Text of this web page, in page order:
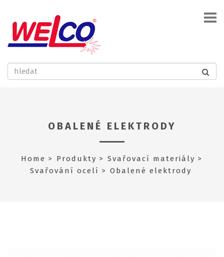
OBALENÉ ELEKTRODY
Home Produkty
Svařovací materiály
Svařování ocelí
Obalené elektrody